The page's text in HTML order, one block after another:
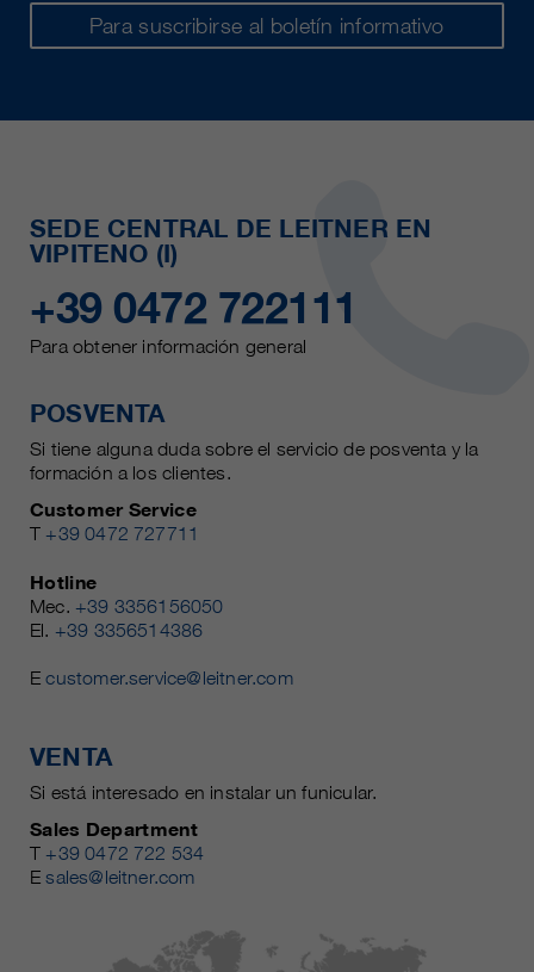
Para suscribirse al boletín informativo
SEDE CENTRAL DE LEITNER EN
VIPITENO (I)
+39 0472 722111
Para obtener información general
POSVENTA
Si tiene alguna duda sobre el servicio de posventa y la
formación a los clientes.
Customer Service
T +39 0472 727711
Hotline
Mec. +39 3356156050
El. +39 3356514386
Ecustomer.service@leitner.com
VENTA
Si está interesado en instalar un funicular.
Sales Department
T +39 0472 722 534
Esales@leitner.com